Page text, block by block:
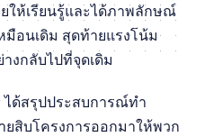
ให้เรียนรู้และได้ภาพลักษณ์
มือนเดิม สุดท้ายแรงโน้ม
งกลับไปที่จุดเดิม
ได้สรุปประสบการณ์ทำ
ยสิบโครงการออกมาให้พวก